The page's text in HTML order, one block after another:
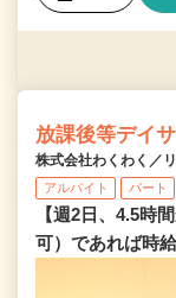
放課後等デイ
株式会社わくわく／
アルバイト パート
【週2日、4.5時
可）であれば時